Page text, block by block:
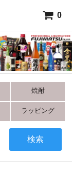
0
焼酎
ラッピング
検索